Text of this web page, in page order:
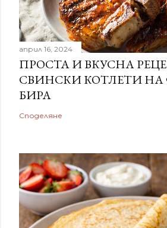
април 16, 2024
ПРОСТА И ВКУСНА
СВИНСКИ КОТЛЕТИ НА
БИРА
Споделяне